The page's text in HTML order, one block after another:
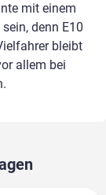
mit einem
denn E10
bleibt
allem bei